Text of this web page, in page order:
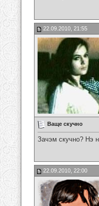
22.09.2010, 21:55
Ваще скучно
Зачэм скучно? Нэ
22.09.2010, 22:00